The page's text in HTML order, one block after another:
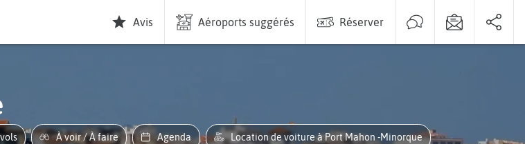
Avis Aéroports suggérés Réserver
À voir / À faire Agenda Location de voiture à Port Mahon -Minorque